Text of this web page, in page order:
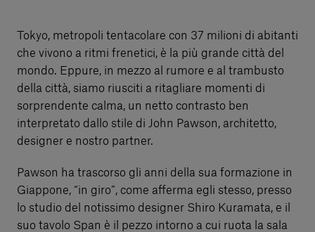
Tokyo, metropoli tentacolare con 37 milioni di abitanti
che vivono a ritmi frenetici, è la più grande città del
mondo. Eppure, in mezzo al rumore e al trambusto
della città, siamo riusciti a ritagliare momenti di
sorprendente calma, un netto contrasto ben
interpretato dallo stile di John Pawson, architetto,
designer e nostro partner.
Pawson ha trascorso gli anni della sua formazione in
Giappone, “in giro”, come afferma egli stesso, presso
lo studio del notissimo designer Shiro Kuramata, e il
suo tavolo Span è il pezzo intorno a cui ruota la sala